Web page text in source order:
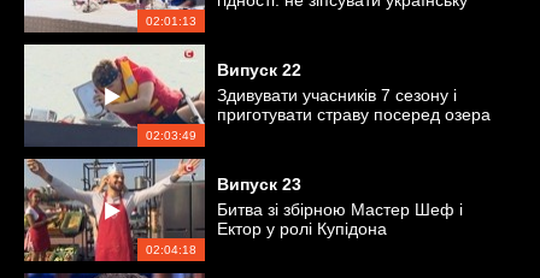
02:01:13
02:03:49
Випуск 22
Здивувати учасників 7 сезону і
приготувати страву посеред озера
02:04:18
Випуск 23
Битва зі збірною Мастер Шеф і
Ектор у ролі Купідона